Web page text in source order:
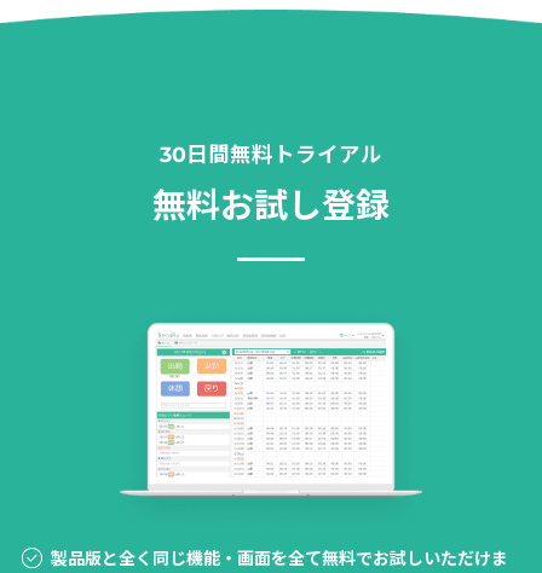
30日間無料トライアル
無料お試し登録
製品版と全く同じ機能・画面を全て無料でお試しいただけま